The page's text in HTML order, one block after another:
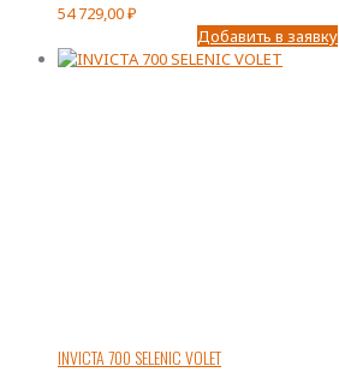
54 729,00₽
Добавить в заявку
INVICTA 700 SELENIC VOLET